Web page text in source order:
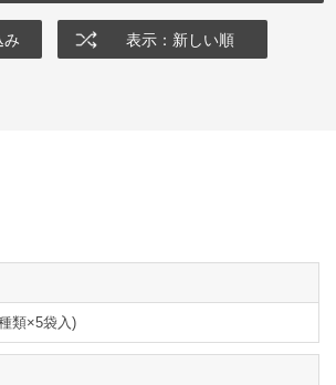
みたいです。
み 表示：新しい順
類×5袋入)